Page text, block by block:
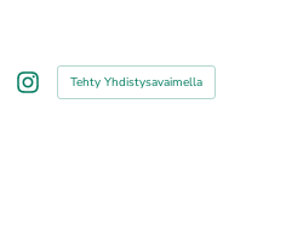
Instagram
Tehty Yhdistysavaimella